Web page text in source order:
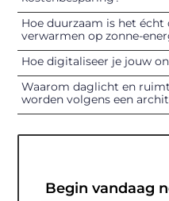
Hoe duurzaam is het
verwarmen op zonne-
Hoe digitaliseer je jouw
Waarom daglicht en
worden volgens een
Begin vandaag